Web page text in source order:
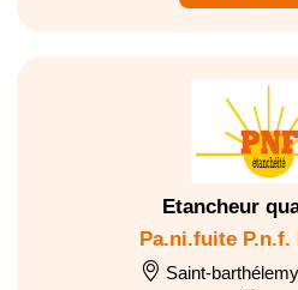
Etancheur
Pa.ni.fuite P.n.f.
Saint-